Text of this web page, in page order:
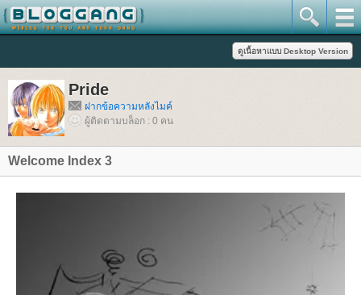
Pride
ฝากข้อความหลังไมค์
ผู้ติดตามบล็อก : 0 คน
Welcome Index 3